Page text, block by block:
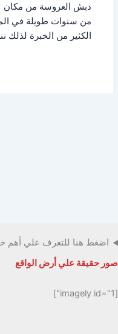
دبش العروسة من مكان
من سنوات طويلة في
الكثير من الخبرة لذلك
اضغط هنا للتعرف علي أهم
صور حقيقة علي أرض الواقع
[imagely id="1"]